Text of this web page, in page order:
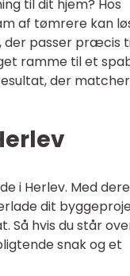
til dit hjem? Hos
af tømrere kan
der passer præcis
ramme til et
der
i Herlev. Med
dit
Så hvis du står
snak og et